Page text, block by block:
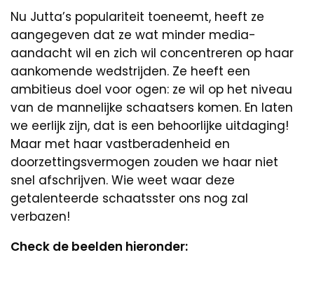
Nu Jutta’s populariteit toeneemt, heeft ze
aangegeven dat ze wat minder media-
aandacht wil en zich wil concentreren op haar
aankomende wedstrijden. Ze heeft een
ambitieus doel voor ogen: ze wil op het niveau
van de mannelijke schaatsers komen. En laten
we eerlijk zijn, dat is een behoorlijke uitdaging!
Maar met haar vastberadenheid en
doorzettingsvermogen zouden we haar niet
snel afschrijven. Wie weet waar deze
getalenteerde schaatsster ons nog zal
verbazen!
Check de beelden hieronder: